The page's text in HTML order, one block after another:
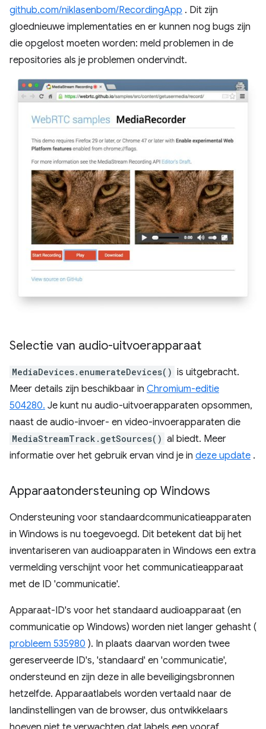
github.com/niklasenbom/RecordingApp . Dit zijn
gloednieuwe implementaties en er kunnen nog bugs zijn
die opgelost moeten worden: meld problemen in de
repositories als je problemen ondervindt.
Selectie van audio-uitvoerapparaat
MediaDevices.enumerateDevices() is uitgebracht.
Meer details zijn beschikbaar in Chromium-editie
504280. Je kunt nu audio-uitvoerapparaten opsommen,
naast de audio-invoer- en video-invoerapparaten die
MediaStreamTrack.getSources() al biedt. Meer
informatie over het gebruik ervan vind je in deze update .
Apparaatondersteuning op Windows
Ondersteuning voor standaardcommunicatieapparaten
in Windows is nu toegevoegd. Dit betekent dat bij het
inventariseren van audioapparaten in Windows een extra
vermelding verschijnt voor het communicatieapparaat
met de ID 'communicatie'.
Apparaat-ID's voor het standaard audioapparaat (en
communicatie op Windows) worden niet langer gehasht (
probleem 535980 ). In plaats daarvan worden twee
gereserveerde ID's, 'standaard' en 'communicatie',
ondersteund en zijn deze in alle beveiligingsbronnen
hetzelfde. Apparaatlabels worden vertaald naar de
landinstellingen van de browser, dus ontwikkelaars